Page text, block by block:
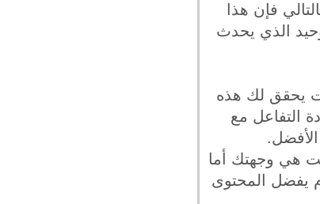
فإن هذا
الذي يحدث
يحقق لك هذه
التفاعل مع
هي وجهتك أما
يفضل المحتوى